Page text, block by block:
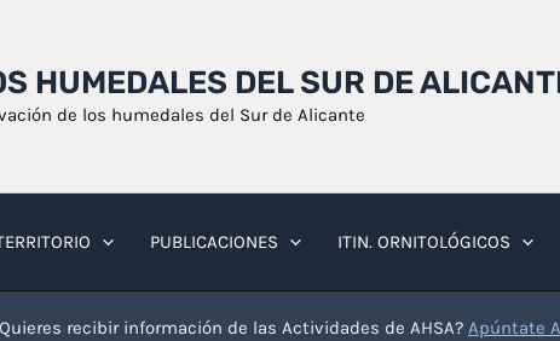
HUMEDALES DEL SUR DE
de los humedales del Sur de Alicante
PUBLICACIONES ITIN. ORNITOLÓGICOS
recibir información de las Actividades de AHSA? Apúntate